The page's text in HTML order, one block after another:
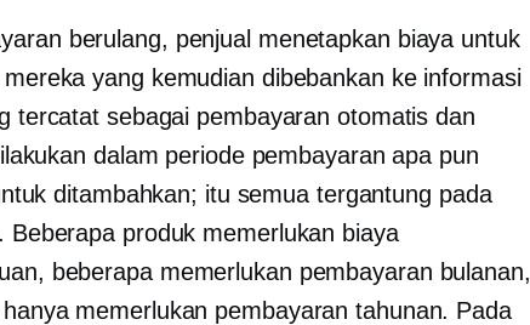
berulang, penjual menetapkan biaya untuk
yang kemudian dibebankan ke informasi
tercatat sebagai pembayaran otomatis dan
dalam periode pembayaran apa pun
ditambahkan; itu semua tergantung pada
Beberapa produk memerlukan biaya
beberapa memerlukan pembayaran bulanan,
memerlukan pembayaran tahunan. Pada